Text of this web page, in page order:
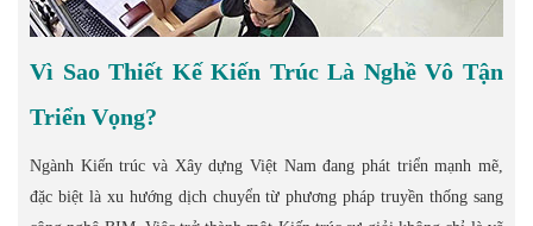
Vì Sao Thiết Kế Kiến Trúc Là Nghề Vô Tận
Triển Vọng?
Ngành Kiến trúc và Xây dựng Việt Nam đang phát triển mạnh mẽ,
đặc biệt là xu hướng dịch chuyển từ phương pháp truyền thống sang